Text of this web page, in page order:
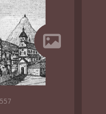
557